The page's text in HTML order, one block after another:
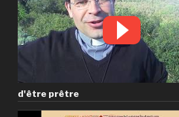
d'être prêtre